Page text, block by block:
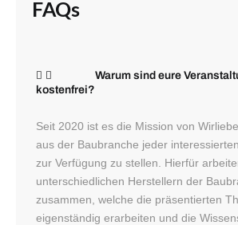
FAQs
Warum sind eure
kostenfrei?
Seit 2020 ist es die Mission von
aus der Baubranche jeder
zur Verfügung zu stellen. Hierfür
unterschiedlichen Herstellern der
zusammen, welche die präsentierten
eigenständig erarbeiten und die